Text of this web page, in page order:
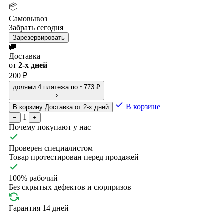
📦
Самовывоз
Забрать сегодня
Зарезервировать
🚚
Доставка
от 2-х дней
200 ₽
долями 4 платежа по ~773 ₽
›
В корзину Доставка от 2-х дней В корзине
− 1 +
Почему покупают у нас
Проверен специалистом
Товар протестирован перед продажей
100% рабочий
Без скрытых дефектов и сюрпризов
Гарантия 14 дней